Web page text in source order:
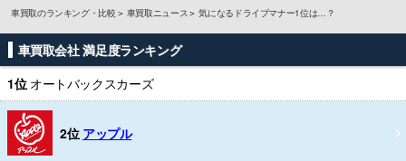
車買取のランキング・比較 車買取ニュース 気になるドライブマナー1位は…？
車買取会社 満足度ランキング
1位 オートバックスカーズ
2位 アップル